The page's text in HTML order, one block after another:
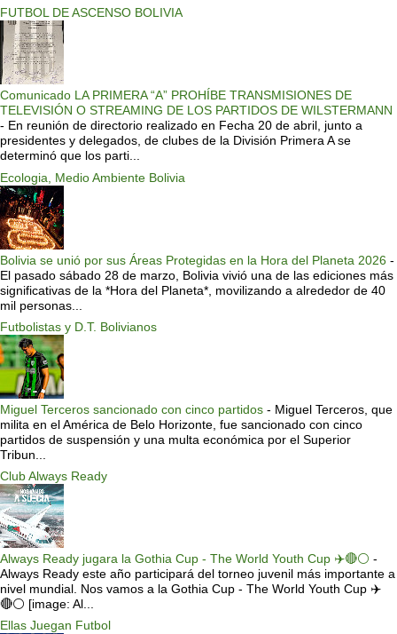
FUTBOL DE ASCENSO BOLIVIA
Comunicado LA PRIMERA “A” PROHÍBE TRANSMISIONES DE
TELEVISIÓN O STREAMING DE LOS PARTIDOS DE WILSTERMANN
- En reunión de directorio realizado en Fecha 20 de abril, junto a
presidentes y delegados, de clubes de la División Primera A se
determinó que los parti...
Ecologia, Medio Ambiente Bolivia
Bolivia se unió por sus Áreas Protegidas en la Hora del Planeta 2026 -
El pasado sábado 28 de marzo, Bolivia vivió una de las ediciones más
significativas de la *Hora del Planeta*, movilizando a alrededor de 40
mil personas...
Futbolistas y D.T. Bolivianos
Miguel Terceros sancionado con cinco partidos - Miguel Terceros, que
milita en el América de Belo Horizonte, fue sancionado con cinco
partidos de suspensión y una multa económica por el Superior
Tribun...
Club Always Ready
Always Ready jugara la Gothia Cup - The World Youth Cup ✈️🔴⚪️ -
Always Ready este año participará del torneo juvenil más importante a
nivel mundial. Nos vamos a la Gothia Cup - The World Youth Cup ✈️
🔴⚪️ [image: Al...
Ellas Juegan Futbol